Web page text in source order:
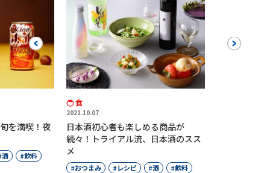
Previous
を満喫！夜
酒 飲料
食
2021.10.07
日本酒初心者も楽しめる商品が
続々！トライアル流、日本酒のスス
メ
おつまみ レシピ 酒 飲料